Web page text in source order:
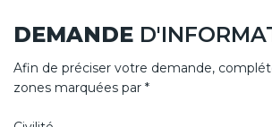
DEMANDE
Afin de préciser votre demande,
zones marquées par *